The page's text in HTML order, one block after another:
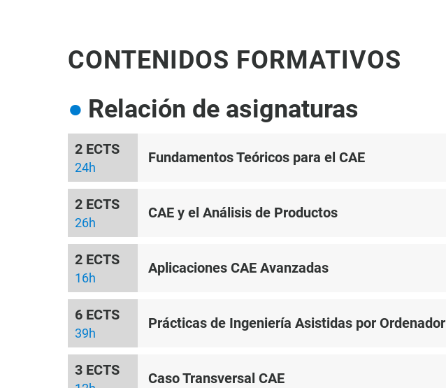
CONTENIDOS FORMATIVOS
Relación de asignaturas
2 ECTS
24h
Fundamentos Teóricos para el CAE
2 ECTS
26h
CAE y el Análisis de Productos
2 ECTS
16h
Aplicaciones CAE Avanzadas
6 ECTS
39h
Prácticas de Ingeniería Asistidas por Ordenador
3 ECTS Caso Transversal CAE